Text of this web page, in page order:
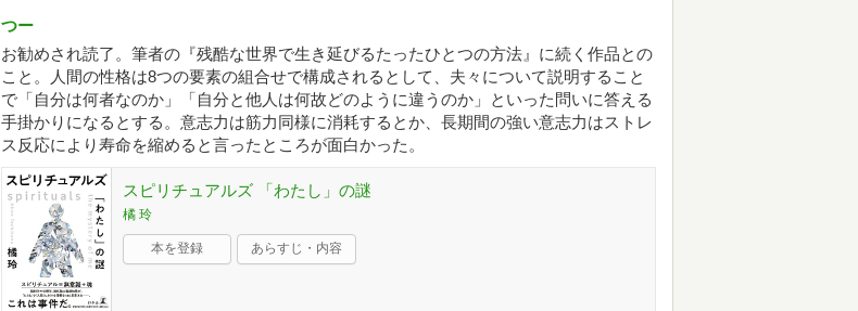
つー
お勧めされ読了。筆者の『残酷な世界で生き延びるたったひとつの方法』に続く作品との
こと。人間の性格は8つの要素の組合せで構成されるとして、夫々について説明すること
で「自分は何者なのか」「自分と他人は何故どのように違うのか」といった問いに答える
手掛かりになるとする。意志力は筋力同様に消耗するとか、長期間の強い意志力はストレ
ス反応により寿命を縮めると言ったところが面白かった。
スピリチュアルズ 「わたし」の謎
橘 玲
本を登録 あらすじ・内容